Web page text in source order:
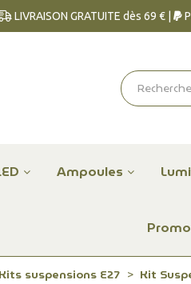
LIVRAISON GRATUITE dès 69 € |
Ampoules
Kits suspensions E27
Kit